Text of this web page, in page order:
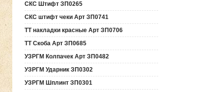
СКС Штифт ЗП0265
СКС штифт чеки Арт ЗП0741
ТТ накладки красные Арт ЗП0706
ТТ Скоба Арт ЗП0685
УЗРГМ Колпачек Арт ЗП0482
УЗРГМ Ударник ЗП0302
УЗРГМ Шплинт ЗП0301